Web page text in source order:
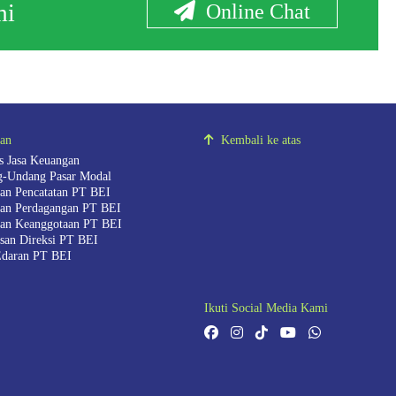
Online Chat
Jasa Keuangan
Undang Pasar Modal
Pencatatan PT BEI
Perdagangan PT BEI
Keanggotaan PT BEI
Direksi PT BEI
PT BEI
Kembali ke atas
Ikuti Social Media Kami